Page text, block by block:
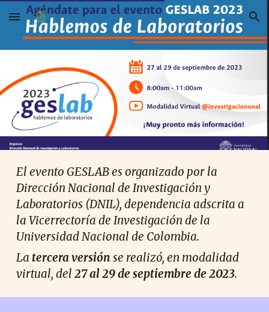
Skip to main content Skip to navigation
El evento GESLAB es organizado por la
Dirección Nacional de Investigación y
Laboratorios (DNIL), dependencia adscrita a
la Vicerrectoría de Investigación de la
Universidad Nacional de Colombia.
Laterceraversión se realizó, en modalidad
virtual, del27al29de septiembre de 2023.